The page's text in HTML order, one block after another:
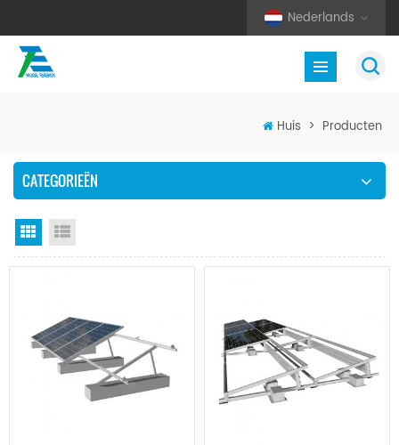
Nederlands
Huis > Producten
CATEGORIEËN
Rasterweergave